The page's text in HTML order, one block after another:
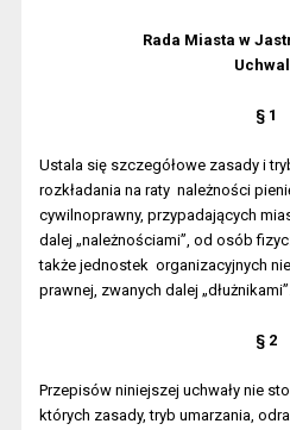
Rada Miasta w
§ 1
Ustala się szczegółowe zasady i
rozkładania na raty należności
cywilnoprawny, przypadających
dalej „należnościami”, od osób
także jednostek organizacyjnych
prawnej, zwanych dalej
§ 2
Przepisów niniejszej uchwały nie
których zasady, tryb umarzania,